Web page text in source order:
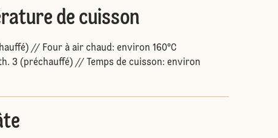
de cuisson
// Four à air chaud: environ 160°C
3 (préchauffé) // Temps de cuisson: environ